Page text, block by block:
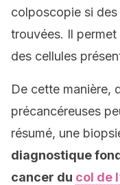
colposcopie si
trouvées. Il
des cellules
De cette manière,
précancéreuses
résumé, une
diagnostique
cancer du col de